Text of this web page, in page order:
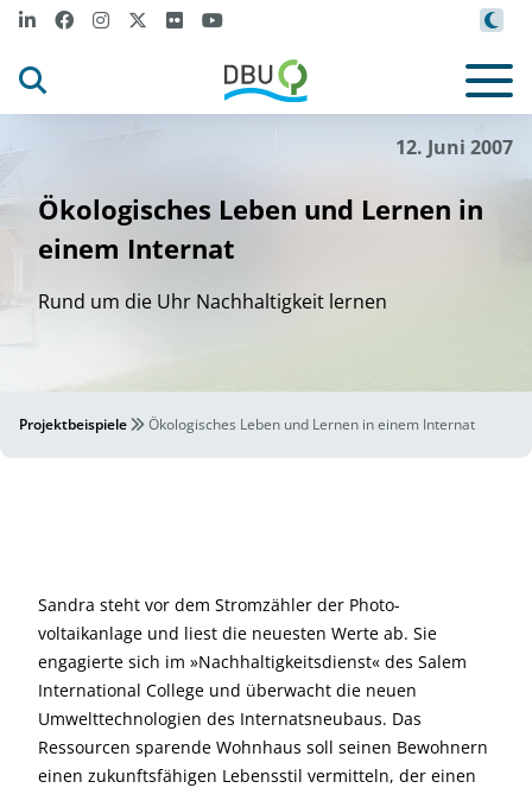
12. Juni 2007
Ökologisches Leben und Lernen in
einem Internat
Rund um die Uhr Nachhaltigkeit lernen
Projektbeispiele Ökologisches Leben und Lernen in einem Internat
Sandra steht vor dem Stromzähler der Photo-
voltaikanlage und liest die neuesten Werte ab. Sie
engagierte sich im »Nachhaltigkeitsdienst« des Salem
International College und überwacht die neuen
Umwelttechnologien des Internatsneubaus. Das
Ressourcen sparende Wohnhaus soll seinen Bewohnern
einen zukunftsfähigen Lebensstil vermitteln, der einen